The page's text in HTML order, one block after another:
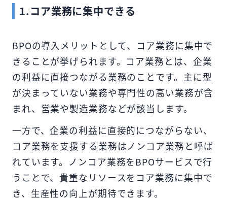
1.コア業務に集中できる
BPOの導入メリットとして、コア業務に集中で
きることが挙げられます。コア業務とは、企業
の利益に直接つながる業務のことです。主に型
が決まっていない業務や専門性の高い業務が含
まれ、営業や製造業務などが該当します。
一方で、企業の利益に直接的につながらない、
コア業務を支援する業務はノンコア業務と呼ば
れています。ノンコア業務をBPOサービスで行
うことで、貴重なリソースをコア業務に集中で
き、生産性の向上が期待できます。